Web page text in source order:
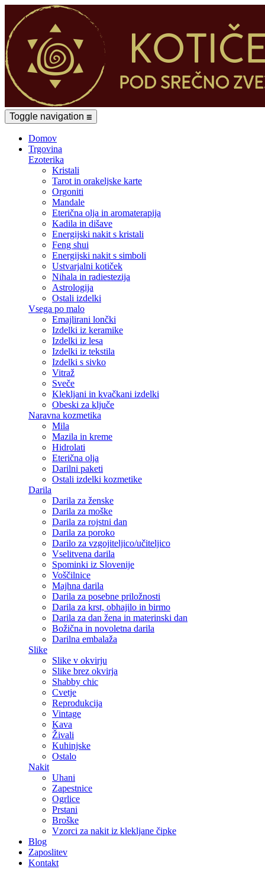
Toggle navigation ☰
Domov
Trgovina
Ezoterika
Kristali
Tarot in orakeljske karte
Orgoniti
Mandale
Eterična olja in aromaterapija
Kadila in dišave
Energijski nakit s kristali
Feng shui
Energijski nakit s simboli
Ustvarjalni kotiček
Nihala in radiestezija
Astrologija
Ostali izdelki
Vsega po malo
Emajlirani lončki
Izdelki iz keramike
Izdelki iz lesa
Izdelki iz tekstila
Izdelki s sivko
Vitraž
Sveče
Klekljani in kvačkani izdelki
Obeski za ključe
Naravna kozmetika
Mila
Mazila in kreme
Hidrolati
Eterična olja
Darilni paketi
Ostali izdelki kozmetike
Darila
Darila za ženske
Darila za moške
Darila za rojstni dan
Darila za poroko
Darilo za vzgojiteljico/učiteljico
Vselitvena darila
Spominki iz Slovenije
Voščilnice
Majhna darila
Darila za posebne priložnosti
Darila za krst, obhajilo in birmo
Darila za dan žena in materinski dan
Božična in novoletna darila
Darilna embalaža
Slike
Slike v okvirju
Slike brez okvirja
Shabby chic
Cvetje
Reprodukcija
Vintage
Kava
Živali
Kuhinjske
Ostalo
Nakit
Uhani
Zapestnice
Ogrlice
Prstani
Broške
Vzorci za nakit iz klekljane čipke
Blog
Zaposlitev
Kontakt